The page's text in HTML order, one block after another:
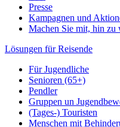
Presse
Kampagnen und
Machen Sie mit, hin zu
Lösungen für Reisende
Für Jugendliche
Senioren (65+)
Pendler
Gruppen un
(Tages-) Touristen
Menschen mit